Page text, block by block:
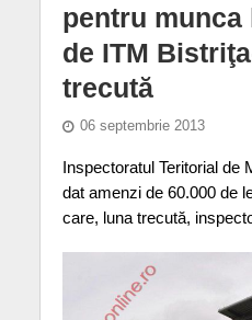
pentru munca
de ITM
trecută
06 septembrie 2013
Inspectoratul Teritorial de
dat amenzi de 60.000 de
care, luna trecută,